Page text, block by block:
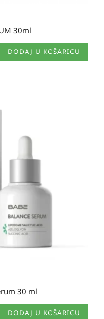
30ml
DODAJ U KOŠARICU
30 ml
DODAJ U KOŠARICU